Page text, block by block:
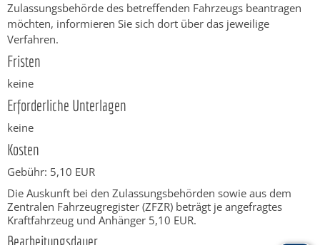
Zulassungsbehörde des betreffenden Fahrzeugs beantragen
möchten, informieren Sie sich dort über das jeweilige
Verfahren.
Fristen
keine
Erforderliche Unterlagen
keine
Kosten
Gebühr: 5,10 EUR
Die Auskunft bei den Zulassungsbehörden sowie aus dem
Zentralen Fahrzeugregister (ZFZR) beträgt je angefragtes
Kraftfahrzeug und Anhänger 5,10 EUR.
Bearbeitungsdauer